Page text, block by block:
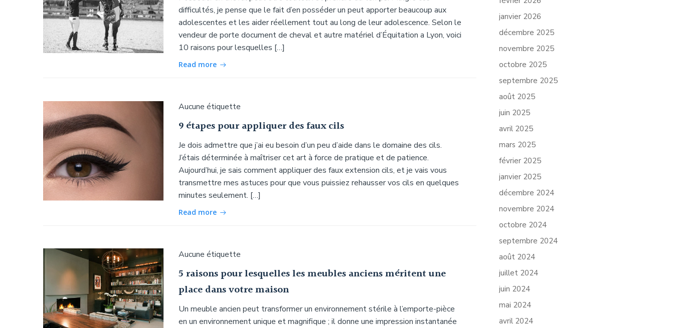
difficultés, je pense que le fait d’en posséder un peut apporter beaucoup aux
adolescentes et les aider réellement tout au long de leur adolescence. Selon le
vendeur de porte document de cheval et autre matériel d’Équitation a Lyon, voici
10 raisons pour lesquelles […]
Read more
Aucune étiquette
9 étapes pour appliquer des faux cils
Je dois admettre que j’ai eu besoin d’un peu d’aide dans le domaine des cils.
J’étais déterminée à maîtriser cet art à force de pratique et de patience.
Aujourd’hui, je sais comment appliquer des faux extension cils, et je vais vous
transmettre mes astuces pour que vous puissiez rehausser vos cils en quelques
minutes seulement. […]
Read more
Aucune étiquette
5 raisons pour lesquelles les meubles anciens méritent une
place dans votre maison
Un meuble ancien peut transformer un environnement stérile à l’emporte-pièce
en un environnement unique et magnifique ; il donne une impression instantanée
janvier 2026
décembre 2025
novembre 2025
octobre 2025
septembre 2025
août 2025
juin 2025
avril 2025
mars 2025
février 2025
janvier 2025
décembre 2024
novembre 2024
octobre 2024
septembre 2024
août 2024
juillet 2024
juin 2024
mai 2024
avril 2024